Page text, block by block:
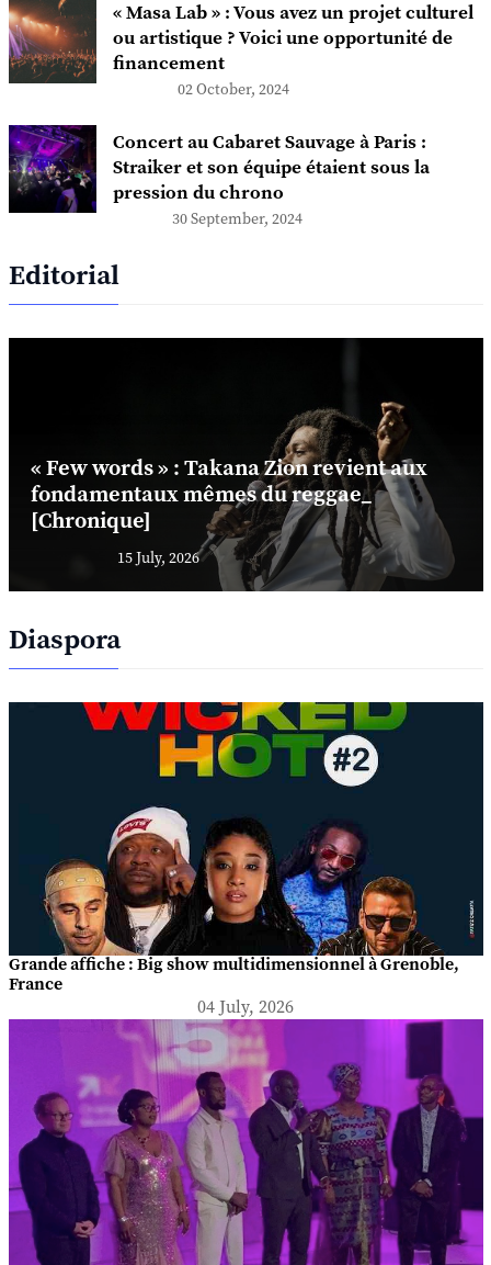
« Masa Lab » : Vous avez un projet culturel
ou artistique ? Voici une opportunité de
financement
02 October, 2024
Concert au Cabaret Sauvage à Paris :
Straiker et son équipe étaient sous la
pression du chrono
30 September, 2024
Editorial
« Few words » : Takana Zion revient aux
fondamentaux mêmes du reggae_
[Chronique]
15 July, 2026
Diaspora
Grande affiche : Big show multidimensionnel à Grenoble,
France
04 July, 2026